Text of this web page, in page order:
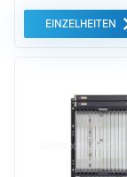
zuverlässiges,
Backbone
Distanzen.
EINZELHEITEN